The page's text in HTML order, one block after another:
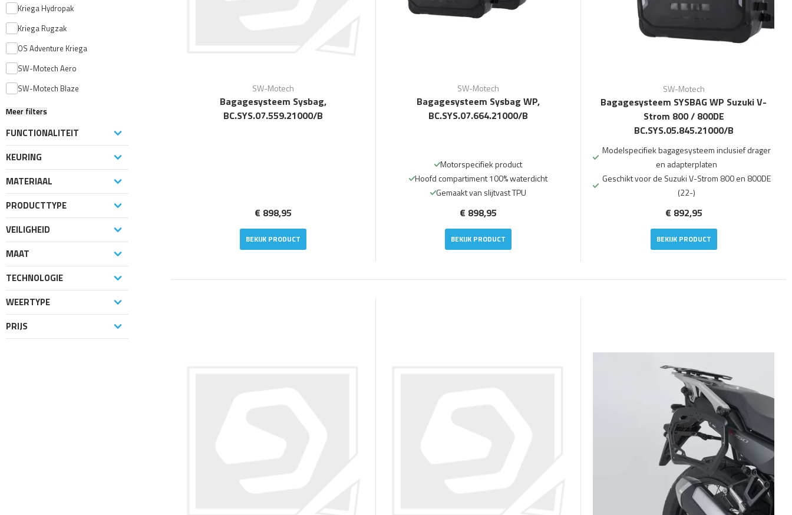
Kriega Hydropak
Kriega Rugzak
OS Adventure Kriega
SW-Motech Aero
SW-Motech Blaze
Meer filters
FUNCTIONALITEIT
KEURING
MATERIAAL
PRODUCTTYPE
VEILIGHEID
MAAT
TECHNOLOGIE
WEERTYPE
PRIJS
SW-Motech
Bagagesysteem Sysbag,
BC.SYS.07.559.21000/B
€ 898,95
BEKIJK PRODUCT
SW-Motech
Bagagesysteem Sysbag WP,
BC.SYS.07.664.21000/B
Motorspecifiek product
Hoofd compartiment 100% waterdicht
Gemaakt van slijtvast TPU
€ 898,95
BEKIJK PRODUCT
SW-Motech
Bagagesysteem SYSBAG WP Suzuki V-
Strom 800 / 800DE
BC.SYS.05.845.21000/B
Modelspecifiek bagagesysteem inclusief drager
en adapterplaten
Geschikt voor de Suzuki V-Strom 800 en 800DE
(22-)
€ 892,95
BEKIJK PRODUCT